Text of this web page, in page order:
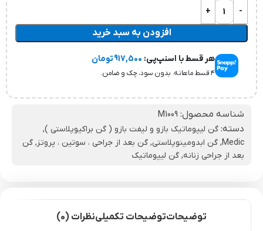
افزودن به سبد خرید
هر قسط با اسنپ‌پی: 917,500تومان
۴ قسط ماهانه. بدون سود، چک و ضامن.
شناسه محصول: M1009
دسته: گن لیپوماتیک بازو و لیفت بازو ( گن براکیوپلاستی ),
Medic
, گن ابدومینوپلاستی, گن بعد از جراحی ، سوتین ، پروتز, گن
بعد از جراحی زنانه, گن لیپوماتیک
توضیحاتتوضیحات تکمیلینظرات (0)